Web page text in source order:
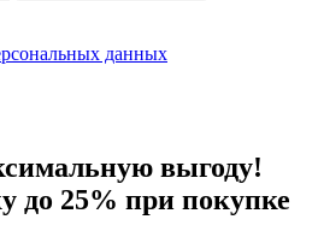
данных
выгоду!
до 25% при покупке